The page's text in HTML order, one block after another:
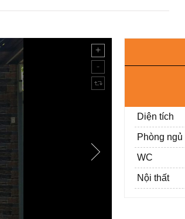
Diện tích
Phòng ngủ
WC
Nội thất